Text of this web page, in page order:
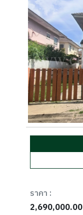
ราคา :
2,690,000.00